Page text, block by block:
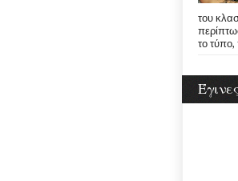
του
το τύπο,